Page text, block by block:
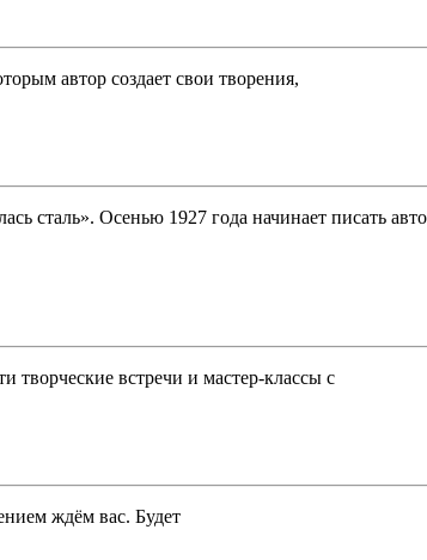
автор создает свои творения,
сталь». Осенью 1927 года начинает писать
творческие встречи и мастер-классы с
ждём вас. Будет